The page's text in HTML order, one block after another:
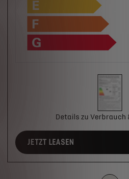
Details zu Verbrauch
JETZT LEASEN